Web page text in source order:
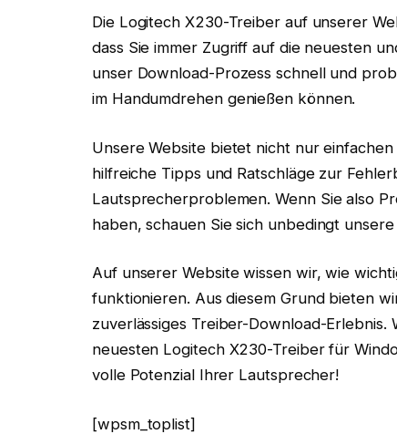
Die Logitech X230-Treiber auf unserer
dass Sie immer Zugriff auf die neuesten
unser Download-Prozess schnell und
im Handumdrehen genießen können.
Unsere Website bietet nicht nur
hilfreiche Tipps und Ratschläge zur
Lautsprecherproblemen. Wenn Sie also
haben, schauen Sie sich unbedingt
Auf unserer Website wissen wir, wie
funktionieren. Aus diesem Grund bieten
zuverlässiges Treiber-Download-
neuesten Logitech X230-Treiber für
volle Potenzial Ihrer Lautsprecher!
[wpsm_toplist]